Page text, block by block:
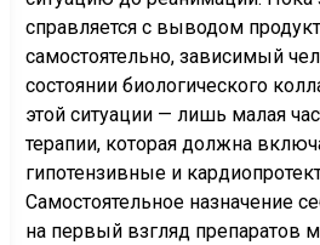
справляется с выводом
самостоятельно, зависимый
состоянии биологического
этой ситуации — лишь малая
терапии, которая должна
гипотензивные и
Самостоятельное назначение
на первый взгляд препаратов